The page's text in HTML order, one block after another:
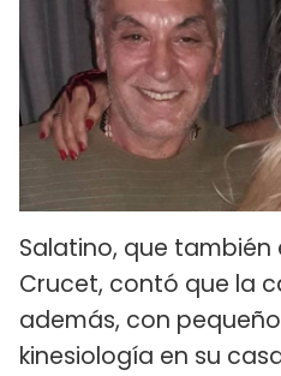
Salatino, que también
Crucet, contó que la
además, con
kinesiología en su